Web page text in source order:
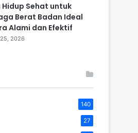
Hidup Sehat untuk
Berat Badan Ideal
Alami dan Efektif
2026
140
27